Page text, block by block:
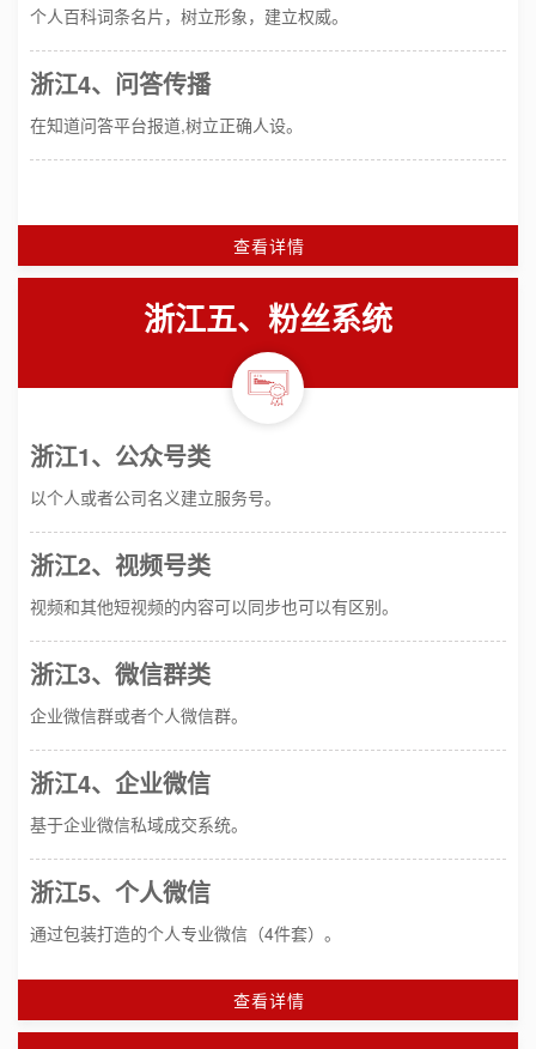
个人百科词条名片，树立形象，建立权威。
浙江4、问答传播
在知道问答平台报道,树立正确人设。
查看详情
浙江五、粉丝系统
浙江1、公众号类
以个人或者公司名义建立服务号。
浙江2、视频号类
视频和其他短视频的内容可以同步也可以有区别。
浙江3、微信群类
企业微信群或者个人微信群。
浙江4、企业微信
基于企业微信私域成交系统。
浙江5、个人微信
通过包装打造的个人专业微信（4件套）。
查看详情